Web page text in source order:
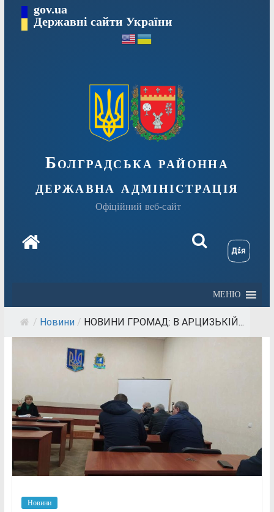
Перейтиgov.ua
Державні сайти України
Болградська районна
державна адміністрація
Офіційний веб-сайт
МЕНЮ
/ Новини / НОВИНИ ГРОМАД: В АРЦИЗЬКІЙ...
Новини